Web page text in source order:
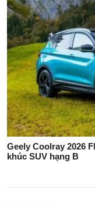
Geely Coolray 2026
khúc SUV hạng B